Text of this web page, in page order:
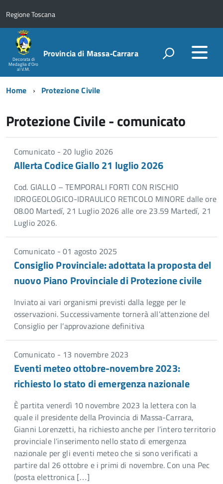
Regione Toscana
Decorata di
Medaglia d'Oro
al V.M.
Provincia di Massa‑Carrara
Home Protezione Civile
Protezione Civile - comunicato
Comunicato - 20 luglio 2026
Allerta Codice Giallo 21 luglio 2026
Cod. GIALLO – TEMPORALI FORTI CON RISCHIO
IDROGEOLOGICO-IDRAULICO RETICOLO MINORE dalle ore
08.00 Martedí, 21 Luglio 2026 alle ore 23.59 Martedí, 21
Luglio 2026.
Comunicato - 01 agosto 2025
Consiglio Provinciale: adottata la proposta del
nuovo Piano Provinciale di Protezione civile
Inviato ai vari organismi previsti dalla legge per le
osservazioni. Successivamente tornerà all’attenzione del
Consiglio per l’approvazione definitiva
Comunicato - 13 novembre 2023
Eventi meteo ottobre-novembre 2023:
richiesto lo stato di emergenza nazionale
È partita venerdì 10 novembre 2023 la lettera con la
quale il presidente della Provincia di Massa-Carrara,
Gianni Lorenzetti, ha richiesto anche per l’intero territorio
provinciale l’inserimento nello stato di emergenza
nazionale per gli eventi meteo che si sono verificati a
partire dal 26 ottobre e i primi di novembre. Con una Pec
(posta elettronica […]